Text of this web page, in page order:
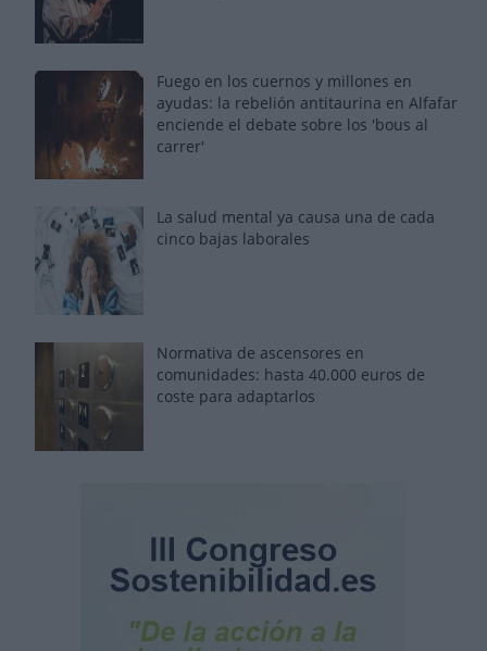
Fuego en los cuernos y millones en
ayudas: la rebelión antitaurina en Alfafar
enciende el debate sobre los 'bous al
carrer'
La salud mental ya causa una de cada
cinco bajas laborales
Normativa de ascensores en
comunidades: hasta 40.000 euros de
coste para adaptarlos